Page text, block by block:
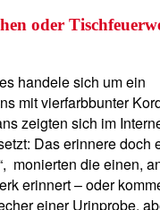
oder
handele sich um ein
mit vierfarbbunter
zeigten sich im
Das erinnere doch
monierten die einen,
erinnert – oder
einer Urinprobe,